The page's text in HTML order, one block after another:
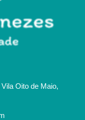
Oito de Maio,